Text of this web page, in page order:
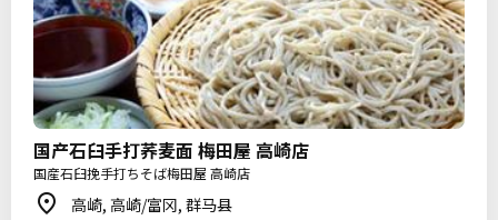
国产石臼手打荞麦面 梅田屋 高崎店
国産石臼挽手打ちそば梅田屋 高崎店
高崎, 高崎/富冈, 群马县